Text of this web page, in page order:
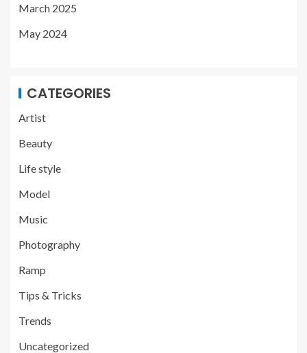
March 2025
May 2024
CATEGORIES
Artist
Beauty
Life style
Model
Music
Photography
Ramp
Tips & Tricks
Trends
Uncategorized